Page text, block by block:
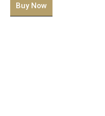
Buy Now